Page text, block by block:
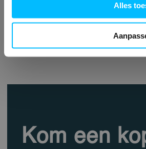
Alles
Kom een